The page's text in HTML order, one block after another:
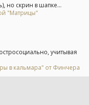
но скрин в шапке...
"Матрицы"
учитывая
в кальмара" от Финчера